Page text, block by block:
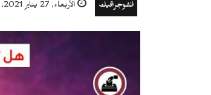
انفوجرافيك الأربعاء, 27 يناير 2021, 08:17